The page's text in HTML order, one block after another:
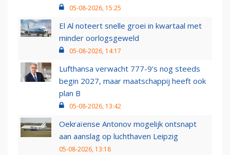
05-08-2026, 15:25
El Al noteert snelle groei in kwartaal met
minder oorlogsgeweld
05-08-2026, 14:17
Lufthansa verwacht 777-9’s nog steeds
begin 2027, maar maatschappij heeft ook
plan B
05-08-2026, 13:42
Oekraïense Antonov mogelijk ontsnapt
aan aanslag op luchthaven Leipzig
05-08-2026, 13:18